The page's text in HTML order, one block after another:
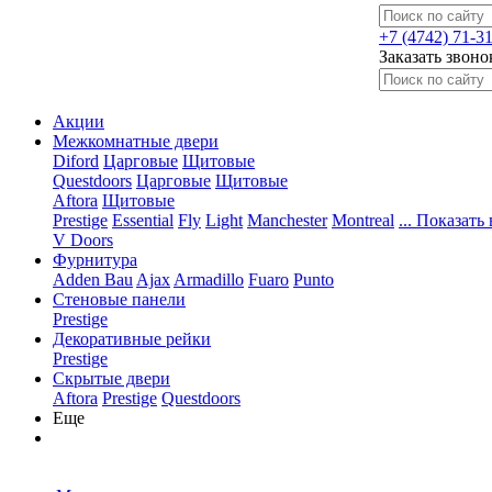
+7 (4742) 71-
Заказать
Акции
Межкомнатные двери
Diford Царговые Щитовые
Questdoors Царговые Щитовые
Aftora Щитовые
Prestige Essential Fly Light Manchester Montreal ... Показать
V Doors
Фурнитура
Adden Bau Ajax Armadillo Fuaro Punto
Стеновые панели
Prestige
Декоративные рейки
Prestige
Скрытые двери
Aftora Prestige Questdoors
Еще